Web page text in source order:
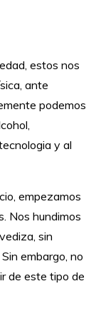
estos nos
ante
podemos
y al
empezamos
Nos hundimos
sin
embargo, no
de este tipo de